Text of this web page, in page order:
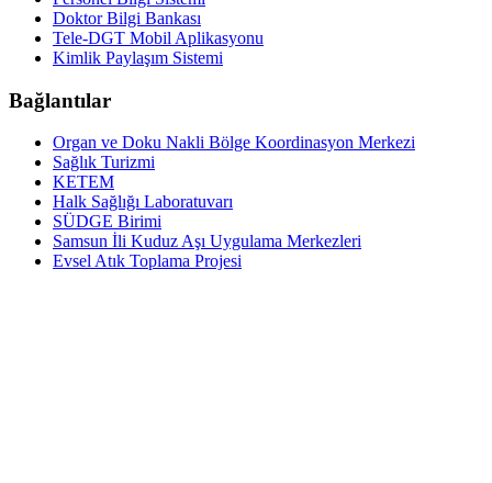
Doktor Bilgi Bankası
Tele-DGT Mobil Aplikasyonu
Kimlik Paylaşım Sistemi
Bağlantılar
Organ ve Doku Nakli Bölge Koordinasyon Merkezi
Sağlık Turizmi
KETEM
Halk Sağlığı Laboratuvarı
SÜDGE Birimi
Samsun İli Kuduz Aşı Uygulama Merkezleri
Evsel Atık Toplama Projesi